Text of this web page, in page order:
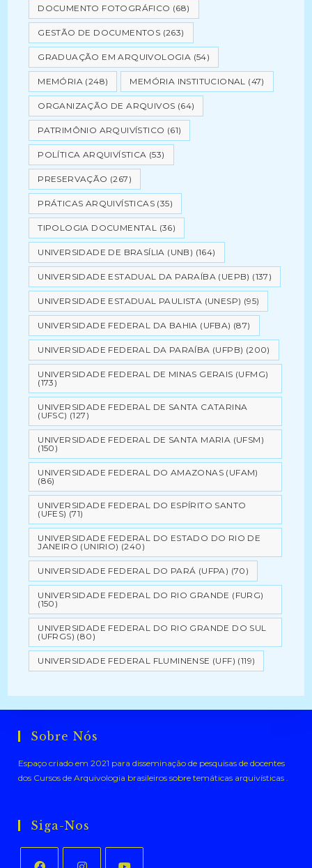
DOCUMENTO FOTOGRÁFICO (68)
GESTÃO DE DOCUMENTOS (263)
GRADUAÇÃO EM ARQUIVOLOGIA (54)
MEMÓRIA (248) MEMÓRIA INSTITUCIONAL (47)
ORGANIZAÇÃO DE ARQUIVOS (64)
PATRIMÔNIO ARQUIVÍSTICO (61)
POLÍTICA ARQUIVÍSTICA (53)
PRESERVAÇÃO (267)
PRÁTICAS ARQUIVÍSTICAS (35)
TIPOLOGIA DOCUMENTAL (36)
UNIVERSIDADE DE BRASÍLIA (UNB) (164)
UNIVERSIDADE ESTADUAL DA PARAÍBA (UEPB) (137)
UNIVERSIDADE ESTADUAL PAULISTA (UNESP) (95)
UNIVERSIDADE FEDERAL DA BAHIA (UFBA) (87)
UNIVERSIDADE FEDERAL DA PARAÍBA (UFPB) (200)
UNIVERSIDADE FEDERAL DE MINAS GERAIS (UFMG)
(173)
UNIVERSIDADE FEDERAL DE SANTA CATARINA
(UFSC) (127)
UNIVERSIDADE FEDERAL DE SANTA MARIA (UFSM)
(150)
UNIVERSIDADE FEDERAL DO AMAZONAS (UFAM)
(86)
UNIVERSIDADE FEDERAL DO ESPÍRITO SANTO
(UFES) (71)
UNIVERSIDADE FEDERAL DO ESTADO DO RIO DE
JANEIRO (UNIRIO) (240)
UNIVERSIDADE FEDERAL DO PARÁ (UFPA) (70)
UNIVERSIDADE FEDERAL DO RIO GRANDE (FURG)
(150)
UNIVERSIDADE FEDERAL DO RIO GRANDE DO SUL
(UFRGS) (80)
UNIVERSIDADE FEDERAL FLUMINENSE (UFF) (119)
Sobre Nós
Espaço criado em 2021 para disseminação de pesquisas de docentes
dos Cursos de Arquivologia brasileiros sobre temáticas arquivísticas .
Siga-Nos